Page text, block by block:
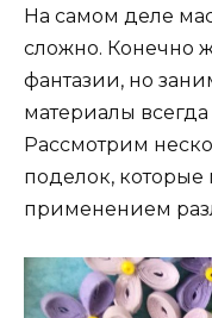
На самом деле
сложно. Конечно
фантазии, но
материалы
Рассмотрим
поделок,
применением